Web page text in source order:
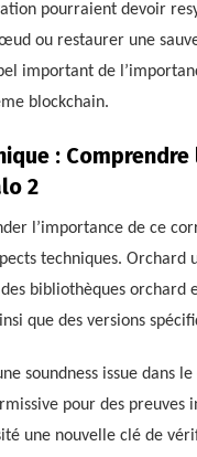
pourraient devoir
ou restaurer une
important de
blockchain.
:
2
l’importance de ce
techniques. Orchard
bibliothèques orchard
que des versions
soundness issue dans
pour des preuves
une nouvelle clé de